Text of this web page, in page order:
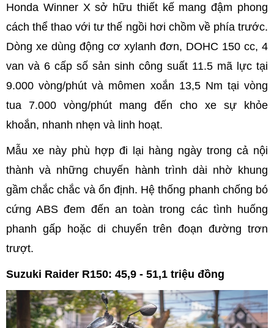
Honda Winner X sở hữu thiết kế mang đậm phong
cách thể thao với tư thế ngồi hơi chồm về phía trước.
Dòng xe dùng động cơ xylanh đơn, DOHC 150 cc, 4
van và 6 cấp số sản sinh công suất 11.5 mã lực tại
9.000 vòng/phút và mômen xoắn 13,5 Nm tại vòng
tua 7.000 vòng/phút mang đến cho xe sự khỏe
khoắn, nhanh nhẹn và linh hoạt.
Mẫu xe này phù hợp đi lại hàng ngày trong cả nội
thành và những chuyến hành trình dài nhờ khung
gầm chắc chắc và ổn định. Hệ thống phanh chống bó
cứng ABS đem đến an toàn trong các tình huống
phanh gấp hoặc di chuyển trên đoạn đường trơn
trượt.
Suzuki Raider R150: 45,9 - 51,1 triệu đồng